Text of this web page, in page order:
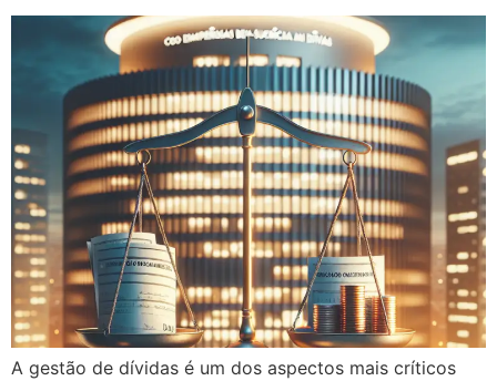
A gestão de dívidas é um dos aspectos mais críticos